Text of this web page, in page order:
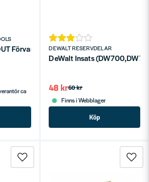
Förvaringsställ
ca
DEWALT RESERVDELAR
DeWalt Insats
60 kr
48 kr
Finns i Webblager
Köp